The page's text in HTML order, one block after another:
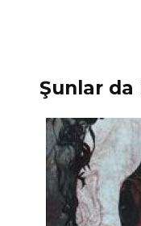
Şunlar